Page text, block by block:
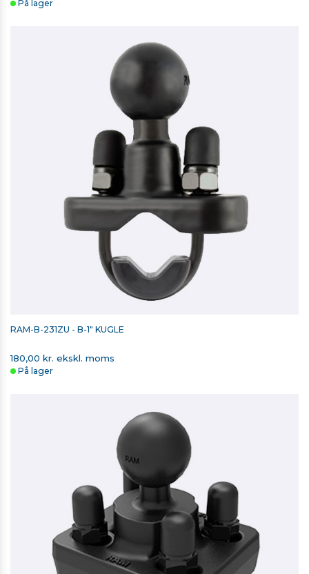
På lager
RAM-B-231ZU - B-1" KUGLE
180,00 kr. ekskl. moms
På lager